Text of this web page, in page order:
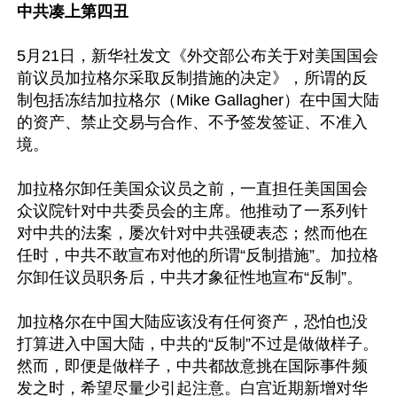
中共凑上第四丑
5月21日，新华社发文《外交部公布关于对美国国会
前议员加拉格尔采取反制措施的决定》，所谓的反
制包括冻结加拉格尔（Mike Gallagher）在中国大陆
的资产、禁止交易与合作、不予签发签证、不准入
境。
加拉格尔卸任美国众议员之前，一直担任美国国会
众议院针对中共委员会的主席。他推动了一系列针
对中共的法案，屡次针对中共强硬表态；然而他在
任时，中共不敢宣布对他的所谓“反制措施”。加拉格
尔卸任议员职务后，中共才象征性地宣布“反制”。
加拉格尔在中国大陆应该没有任何资产，恐怕也没
打算进入中国大陆，中共的“反制”不过是做做样子。
然而，即便是做样子，中共都故意挑在国际事件频
发之时，希望尽量少引起注意。白宫近期新增对华